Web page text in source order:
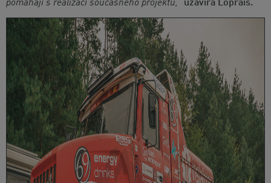
pomáhají s realizací současného projektu,“
uzavírá Loprais.